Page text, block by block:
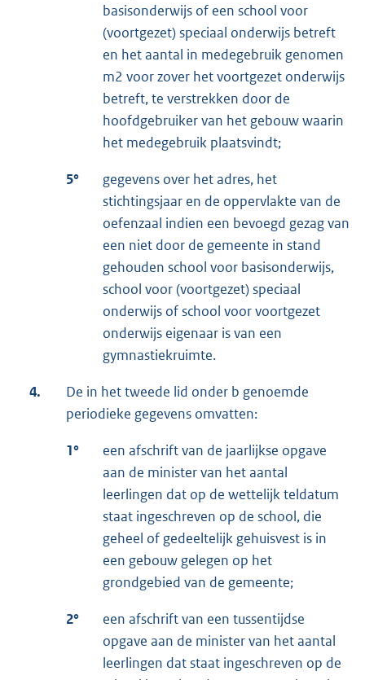
basisonderwijs of een school voor
(voortgezet) speciaal onderwijs betreft
en het aantal in medegebruik genomen
m2 voor zover het voortgezet onderwijs
betreft, te verstrekken door de
hoofdgebruiker van het gebouw waarin
het medegebruik plaatsvindt;
5°
gegevens over het adres, het
stichtingsjaar en de oppervlakte van de
oefenzaal indien een bevoegd gezag van
een niet door de gemeente in stand
gehouden school voor basisonderwijs,
school voor (voortgezet) speciaal
onderwijs of school voor voortgezet
onderwijs eigenaar is van een
gymnastiekruimte.
4.
De in het tweede lid onder b genoemde
periodieke gegevens omvatten:
1°
een afschrift van de jaarlijkse opgave
aan de minister van het aantal
leerlingen dat op de wettelijk teldatum
staat ingeschreven op de school, die
geheel of gedeeltelijk gehuisvest is in
een gebouw gelegen op het
grondgebied van de gemeente;
2°
een afschrift van een tussentijdse
opgave aan de minister van het aantal
leerlingen dat staat ingeschreven op de